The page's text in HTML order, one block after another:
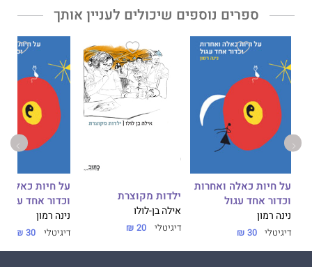
ספרים נוספים שיכולים לעניין אותך
על חיות כאלה ואחרות
וכדור אחד עגול
נינה רמון
דיגיטלי 30 ₪
ילדות מקוצרת
אילה בן-לולו
דיגיטלי 20 ₪
על חיות כאלה
וכדור אחד עגול
נינה רמון
דיגיטלי 30 ₪